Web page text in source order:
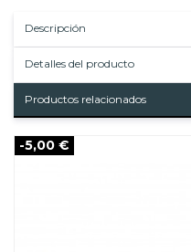
Descripción
Detalles del producto
Productos relacionados
-5,00 €